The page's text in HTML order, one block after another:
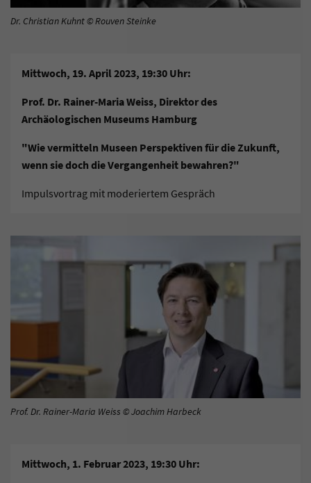
Dr. Christian Kuhnt © Rouven Steinke
Mittwoch, 19. April 2023, 19:30 Uhr:
Prof. Dr. Rainer-Maria Weiss, Direktor des
Archäologischen Museums Hamburg
"Wie vermitteln Museen Perspektiven für die Zukunft,
wenn sie doch die Vergangenheit bewahren?"
Impulsvortrag mit moderiertem Gespräch
Prof. Dr. Rainer-Maria Weiss © Joachim Harbeck
Mittwoch, 1. Februar 2023, 19:30 Uhr: